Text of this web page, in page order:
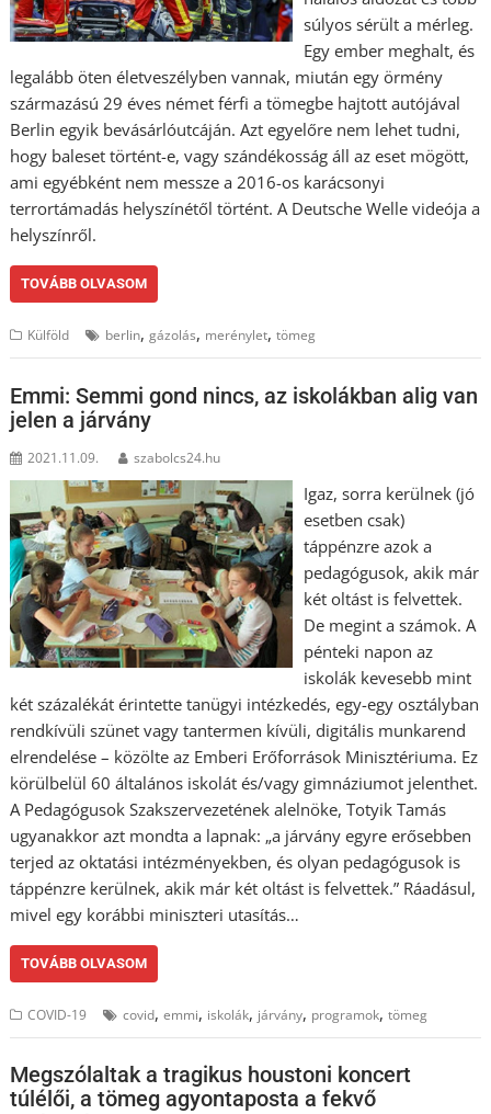
súlyos sérült a mérleg.
Egy ember meghalt, és
legalább öten életveszélyben vannak, miután egy örmény
származású 29 éves német férfi a tömegbe hajtott autójával
Berlin egyik bevásárlóutcáján. Azt egyelőre nem lehet tudni,
hogy baleset történt-e, vagy szándékosság áll az eset mögött,
ami egyébként nem messze a 2016-os karácsonyi
terrortámadás helyszínétől történt. A Deutsche Welle videója a
helyszínről.
TOVÁBB OLVASOM
Külföld berlin,gázolás, merénylet,tömeg
Emmi: Semmi gond nincs, az iskolákban alig van
jelen a járvány
2021.11.09. szabolcs24.hu
Igaz, sorra kerülnek (jó
esetben csak)
táppénzre azok a
pedagógusok, akik már
két oltást is felvettek.
De megint a számok. A
pénteki napon az
iskolák kevesebb mint
két százalékát érintette tanügyi intézkedés, egy-egy osztályban
rendkívüli szünet vagy tantermen kívüli, digitális munkarend
elrendelése – közölte az Emberi Erőforrások Minisztériuma. Ez
körülbelül 60 általános iskolát és/vagy gimnáziumot jelenthet.
A Pedagógusok Szakszervezetének alelnöke, Totyik Tamás
ugyanakkor azt mondta a lapnak: „a járvány egyre erősebben
terjed az oktatási intézményekben, és olyan pedagógusok is
táppénzre kerülnek, akik már két oltást is felvettek.” Ráadásul,
mivel egy korábbi miniszteri utasítás…
TOVÁBB OLVASOM
COVID-19 covid,emmi, iskolák, járvány, programok,tömeg
Megszólaltak a tragikus houstoni koncert
túlélői, a tömeg agyontaposta a fekvő